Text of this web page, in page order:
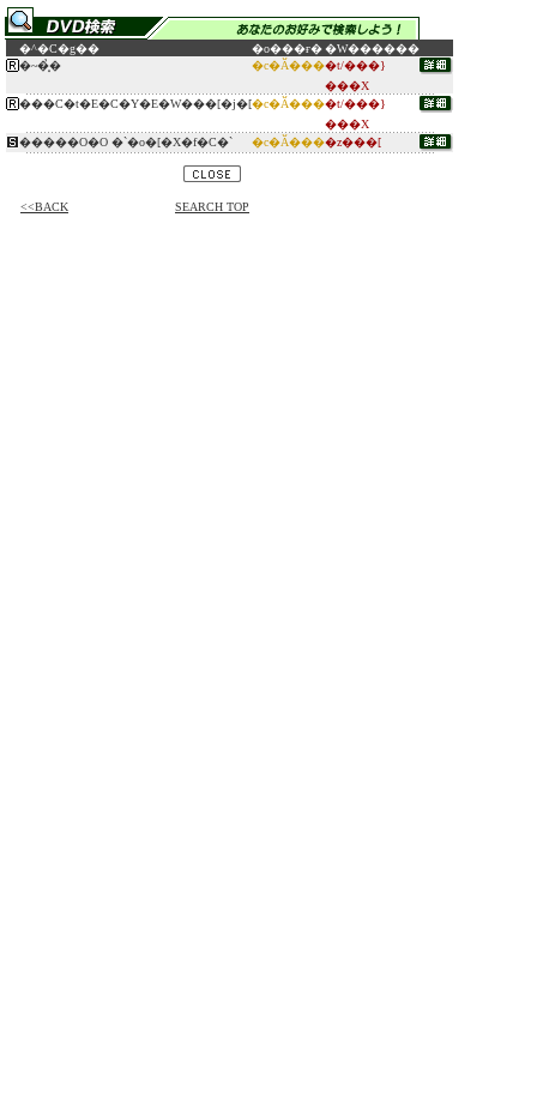
�^�C�g�� �o���ғ��W������
�~�͓̉�
�c�Ӑ����t/���}
���X
���C�t�E�C�Y�E�W���[�j�[�c�Ӑ����t/���}
���X
�����O�O �`�o�[�X�f�C�`
�c�Ӑ����z���[
<<BACK SEARCH TOP